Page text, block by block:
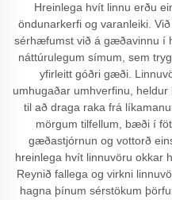
Hreinlega hvít linnu erðu
öndunarkerfi og varanleiki.
sérhæfumst við á gæðavinnu í
náttúrulegum símum, sem
yfirleitt góðri gæði.
umhugaðar umhverfinu,
til að draga raka frá
mörgum tilfellum, bæði í
gæðastjórnun og vottorð
hreinlega hvít linnuvöru okkar
Reynið fallega og virkni
hagna þínum sérstökum